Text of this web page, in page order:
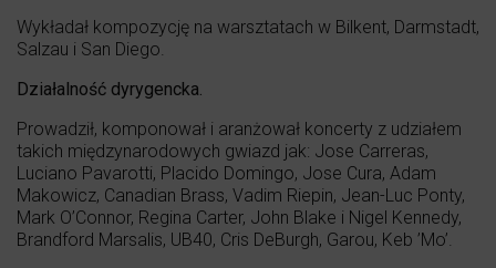
Wykładał kompozycję na warsztatach w Bilkent, Darmstadt,
Salzau i San Diego.
Działalność dyrygencka.
Prowadził, komponował i aranżował koncerty z udziałem
takich międzynarodowych gwiazd jak: Jose Carreras,
Luciano Pavarotti, Placido Domingo, Jose Cura, Adam
Makowicz, Canadian Brass, Vadim Riepin, Jean-Luc Ponty,
Mark O’Connor, Regina Carter, John Blake i Nigel Kennedy,
Brandford Marsalis, UB40, Cris DeBurgh, Garou, Keb ’Mo’.